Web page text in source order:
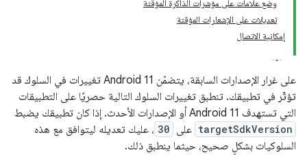
وضع علامات على مؤشرات الذاكرة المؤقتة
تعديلات على الإشعارات المؤقتة
إمكانية الاتصال
على غرار الإصدارات السابقة، يتضمّن Android 11 تغييرات في السلوك قد
تؤثّر في تطبيقك. تنطبق تغييرات السلوك التالية حصريًا على التطبيقات
التي تستهدف Android 11 أو الإصدارات الأحدث. إذا كان تطبيقك يضبط
targetSdkVersion على 30 ، عليك تعديله ليتوافق مع هذه
السلوكيات بشكلٍ صحيح، حيثما ينطبق ذلك.